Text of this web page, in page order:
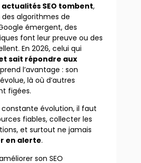
actualités SEO tombent,
algorithmes de
émergent, des
font leur preuve ou des
En 2026, celui qui
sait répondre aux
prend l’avantage : son
là où d’autres
figées.
évolution, il faut
fiables, collecter les
et surtout ne jamais
en alerte.
son SEO